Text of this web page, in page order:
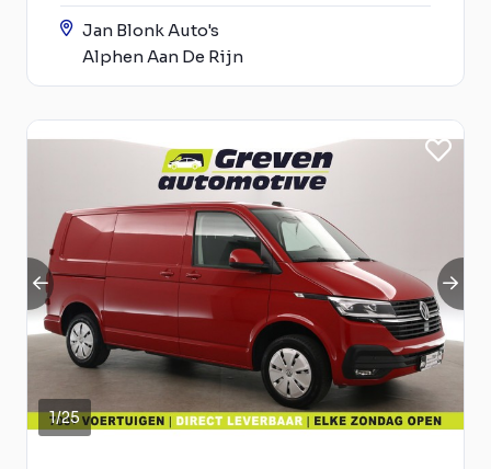
Jan Blonk Auto's
Alphen Aan De Rijn
1/25